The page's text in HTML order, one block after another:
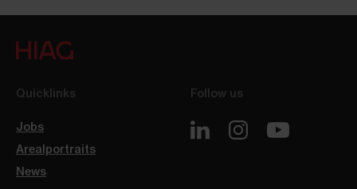
Quicklinks
Jobs
Arealportraits
News
Follow us